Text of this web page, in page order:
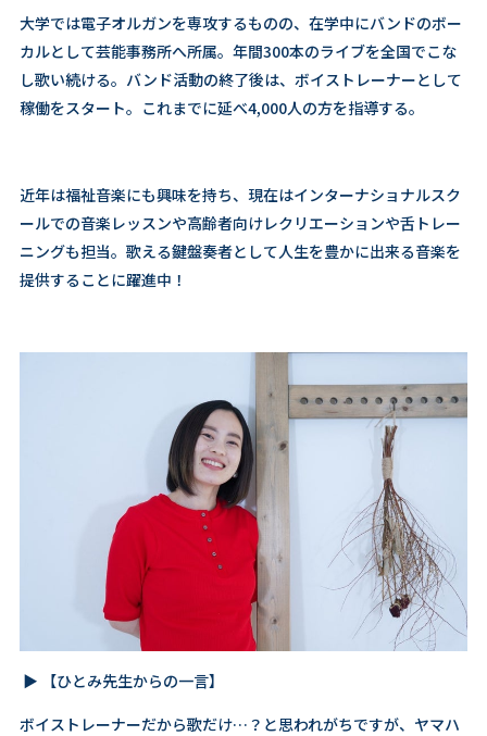
大学では電子オルガンを専攻するものの、在学中にバンドのボー
カルとして芸能事務所へ所属。年間300本のライブを全国でこな
し歌い続ける。バンド活動の終了後は、ボイストレーナーとして
稼働をスタート。これまでに延べ4,000人の方を指導する。
近年は福祉音楽にも興味を持ち、現在はインターナショナルスク
ールでの音楽レッスンや高齢者向けレクリエーションや舌トレー
ニングも担当。歌える鍵盤奏者として人生を豊かに出来る音楽を
提供することに躍進中！
▶️ 【ひとみ先生からの一言】
ボイストレーナーだから歌だけ…？と思われがちですが、ヤマハ